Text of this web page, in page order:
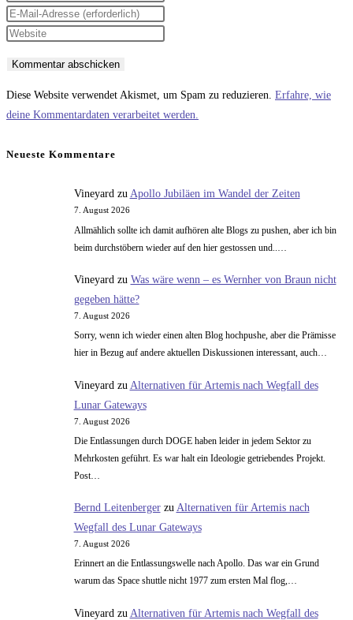
deinen
Namen
zum
Kommentieren
Gib
deine
Adresse
zum
ein
Gib
URL
ein
Diese Website verwendet Akismet, um Spam zu reduzieren. Erfahre, wie
deine Kommentardaten verarbeitet werden.
Neueste Kommentare
Vineyardzu Apollo Jubiläen im Wandel der Zeiten
7. August 2026
Allmählich sollte ich damit aufhören alte Blogs zu pushen, aber ich bin
beim durchstöbern wieder auf den hier gestossen und..…
Vineyard zu Was wäre wenn – es Wernher von Braun nicht
gegeben hätte?
7. August 2026
Sorry, wenn ich wieder einen alten Blog hochpushe, aber die Prämisse
hier in Bezug auf andere aktuellen Diskussionen interessant, auch…
Vineyard zu Alternativen für Artemis nach Wegfall des
Lunar Gateways
7. August 2026
Die Entlassungen durch DOGE haben leider in jedem Sektor zu
Mehrkosten geführt. Es war halt ein Ideologie getriebendes Projekt.
Post…
Bernd Leitenbergerzu Alternativen für Artemis nach
Wegfall des Lunar Gateways
7. August 2026
Erinnert an die Entlassungswelle nach Apollo. Das war ein Grund
warum das Space shuttle nicht 1977 zum ersten Mal flog,…
Vineyard zu Alternativen für Artemis nach Wegfall des